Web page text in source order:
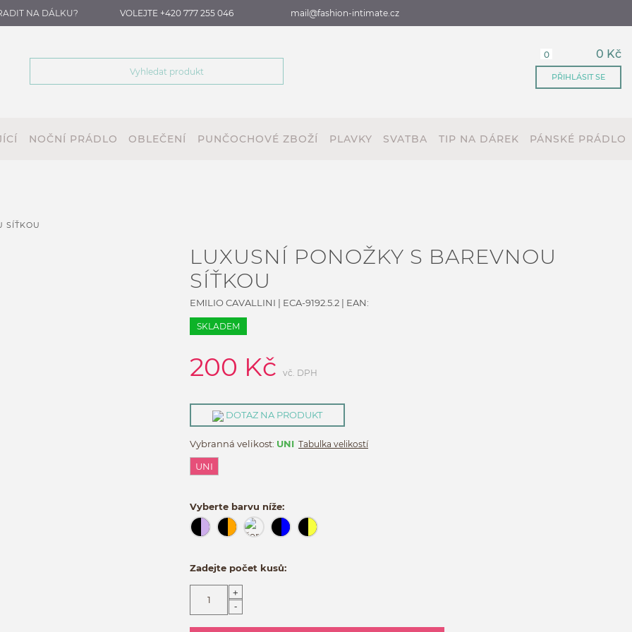
NA DÁLKU? VOLEJTE +420 777 255 046 mail@fashion-intimate.cz
0 0 Kč
PŘIHLÁSIT SE
NOČNÍ PRÁDLO OBLEČENÍ PUNČOCHOVÉ ZBOŽÍ PLAVKY SVATBA TIP NA DÁREK PÁNSKÉ PRÁDLO
SÍŤKOU
LUXUSNÍ PONOŽKY S BAREVNOU
SÍŤKOU
EMILIO CAVALLINI | ECA-9192.5.2 | EAN:
SKLADEM
200 Kč vč. DPH
DOTAZ NA PRODUKT
Vybranná velikost: UNI Tabulka velikostí
UNI
Vyberte barvu níže:
Zadejte počet kusů:
+
-